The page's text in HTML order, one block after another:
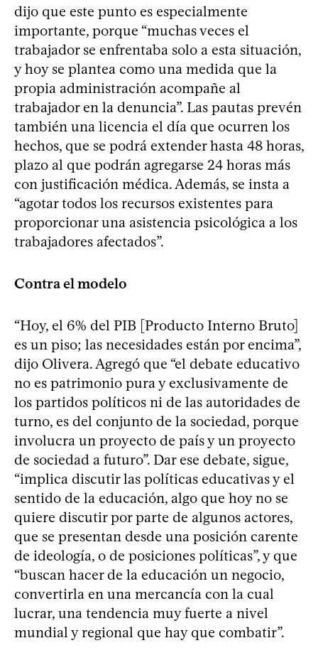
dijo que este punto es especialmente
importante, porque “muchas veces el
trabajador se enfrentaba solo a esta situación,
y hoy se plantea como una medida que la
propia administración acompañe al
trabajador en la denuncia”. Las pautas prevén
también una licencia el día que ocurren los
hechos, que se podrá extender hasta 48 horas,
plazo al que podrán agregarse 24 horas más
con justificación médica. Además, se insta a
“agotar todos los recursos existentes para
proporcionar una asistencia psicológica a los
trabajadores afectados”.
Contra el modelo
“Hoy, el 6% del PIB [Producto Interno Bruto]
es un piso; las necesidades están por encima”,
dijo Olivera. Agregó que “el debate educativo
no es patrimonio pura y exclusivamente de
los partidos políticos ni de las autoridades de
turno, es del conjunto de la sociedad, porque
involucra un proyecto de país y un proyecto
de sociedad a futuro”. Dar ese debate, sigue,
“implica discutir las políticas educativas y el
sentido de la educación, algo que hoy no se
quiere discutir por parte de algunos actores,
que se presentan desde una posición carente
de ideología, o de posiciones políticas”, y que
“buscan hacer de la educación un negocio,
convertirla en una mercancía con la cual
lucrar, una tendencia muy fuerte a nivel
mundial y regional que hay que combatir”.